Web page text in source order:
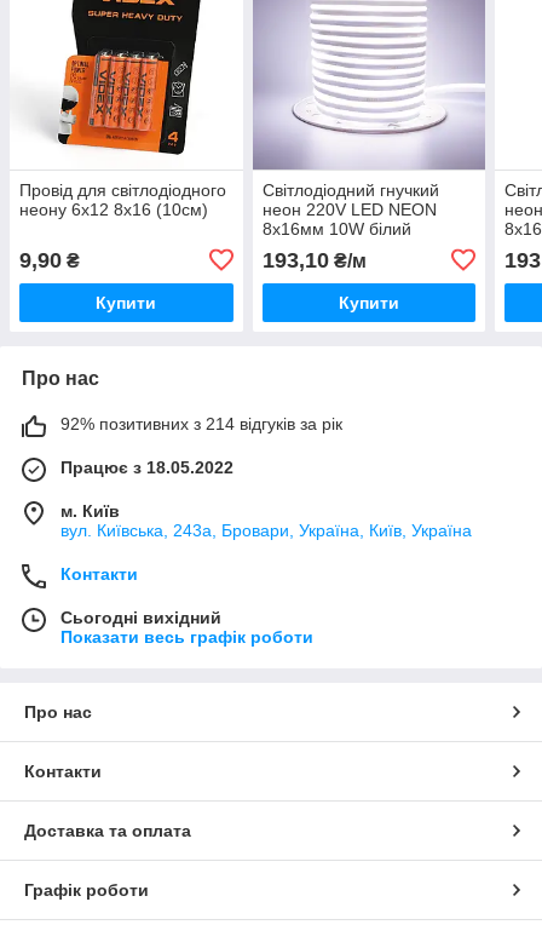
Провід для світлодіодного
неону 6x12 8х16 (10см)
9,90 ₴
Купити
Світлодіодний гнучкий
неон 220V LED NEON
8x16мм 10W білий
193,10₴/м
Купити
Про нас
92% позитивних з 214 відгуків за рік
Працює з 18.05.2022
м. Київ
вул. Київська, 243а, Бровари, Україна, Київ, Україна
Контакти
Сьогодні вихідний
Показати весь графік роботи
Про нас
Контакти
Доставка та оплата
Графік роботи